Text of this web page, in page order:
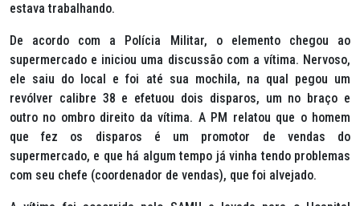
estava trabalhando.
De acordo com a Polícia Militar, o elemento chegou ao
supermercado e iniciou uma discussão com a vítima. Nervoso,
ele saiu do local e foi até sua mochila, na qual pegou um
revólver calibre 38 e efetuou dois disparos, um no braço e
outro no ombro direito da vítima. A PM relatou que o homem
que fez os disparos é um promotor de vendas do
supermercado, e que há algum tempo já vinha tendo problemas
com seu chefe (coordenador de vendas), que foi alvejado.